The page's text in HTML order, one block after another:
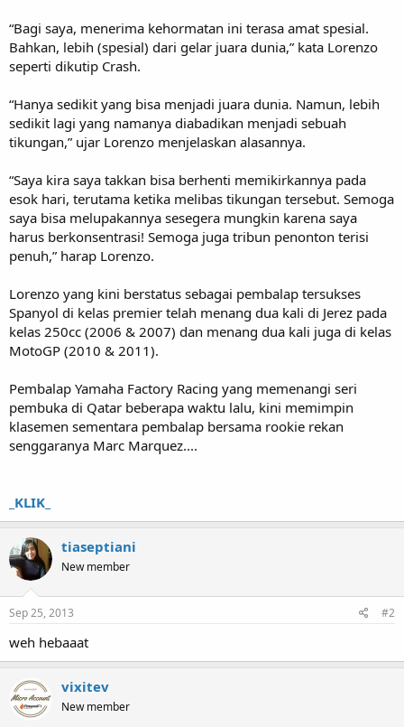
“Bagi saya, menerima kehormatan ini terasa amat spesial.
Bahkan, lebih (spesial) dari gelar juara dunia,” kata Lorenzo
seperti dikutip Crash.
“Hanya sedikit yang bisa menjadi juara dunia. Namun, lebih
sedikit lagi yang namanya diabadikan menjadi sebuah
tikungan,” ujar Lorenzo menjelaskan alasannya.
“Saya kira saya takkan bisa berhenti memikirkannya pada
esok hari, terutama ketika melibas tikungan tersebut. Semoga
saya bisa melupakannya sesegera mungkin karena saya
harus berkonsentrasi! Semoga juga tribun penonton terisi
penuh,” harap Lorenzo.
Lorenzo yang kini berstatus sebagai pembalap tersukses
Spanyol di kelas premier telah menang dua kali di Jerez pada
kelas 250cc (2006 & 2007) dan menang dua kali juga di kelas
MotoGP (2010 & 2011).
Pembalap Yamaha Factory Racing yang memenangi seri
pembuka di Qatar beberapa waktu lalu, kini memimpin
klasemen sementara pembalap bersama rookie rekan
senggaranya Marc Marquez....
_KLIK_
tiaseptiani
New member
Sep 25, 2013 #2
weh hebaaat
vixitev
New member